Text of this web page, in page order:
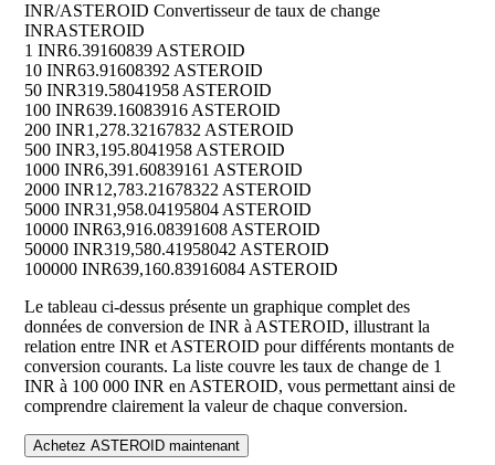
INR/ASTEROID Convertisseur de taux de change
INRASTEROID
1 INR6.39160839 ASTEROID
10 INR63.91608392 ASTEROID
50 INR319.58041958 ASTEROID
100 INR639.16083916 ASTEROID
200 INR1,278.32167832 ASTEROID
500 INR3,195.8041958 ASTEROID
1000 INR6,391.60839161 ASTEROID
2000 INR12,783.21678322 ASTEROID
5000 INR31,958.04195804 ASTEROID
10000 INR63,916.08391608 ASTEROID
50000 INR319,580.41958042 ASTEROID
100000 INR639,160.83916084 ASTEROID
Le tableau ci-dessus présente un graphique complet des
données de conversion de INR à ASTEROID, illustrant la
relation entre INR et ASTEROID pour différents montants de
conversion courants. La liste couvre les taux de change de 1
INR à 100 000 INR en ASTEROID, vous permettant ainsi de
comprendre clairement la valeur de chaque conversion.
Achetez ASTEROID maintenant